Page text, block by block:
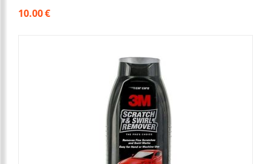
10.00€